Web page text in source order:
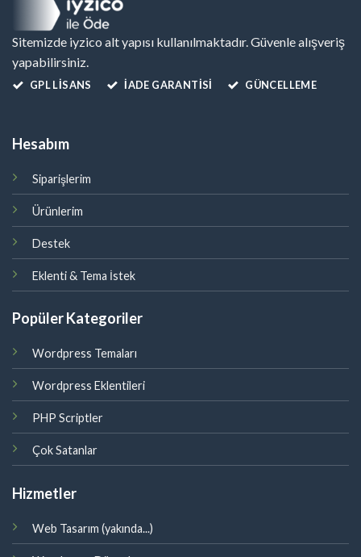
Sitemizde iyzico alt yapısı kullanılmaktadır. Güvenle alışveriş
yapabilirsiniz.
GPL LISANS İADE GARANTİSİ GÜNCELLEME
Hesabım
Siparişlerim
Ürünlerim
Destek
Eklenti & Tema İstek
Popüler Kategoriler
Wordpress Temaları
Wordpress Eklentileri
PHP Scriptler
Çok Satanlar
Hizmetler
Web Tasarım (yakında...)